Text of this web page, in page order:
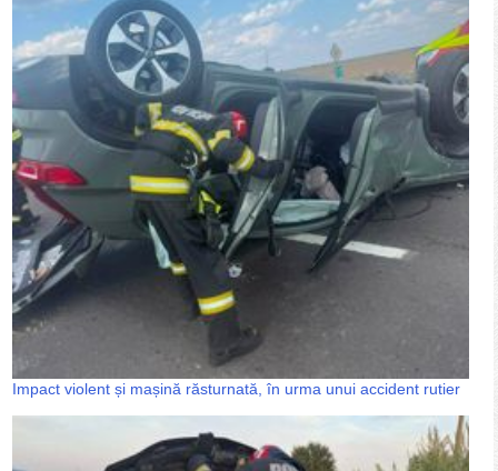
Impact violent și mașină răsturnată, în urma unui accident rutier